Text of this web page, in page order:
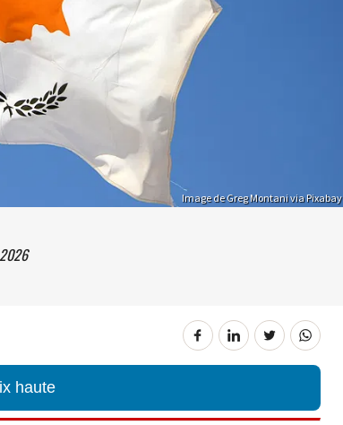
Image de Greg Montani via Pixabay
haute